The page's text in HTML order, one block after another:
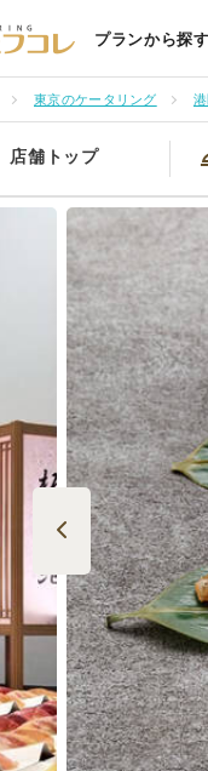
プランから探す
東京のケータリング
店舗トップ